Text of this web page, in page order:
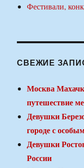
Фестивали,
СВЕЖИЕ
Москва
путешествие
Девушки
городе с
Девушки
России